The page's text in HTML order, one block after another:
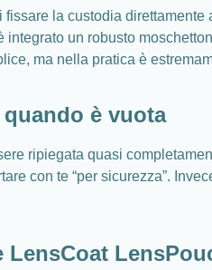
la custodia
un robusto
ma nella pratica è
è vuota
ripiegata quasi
con te “per sicurezza”.